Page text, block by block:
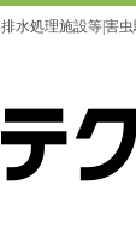
排水処理施設等|害